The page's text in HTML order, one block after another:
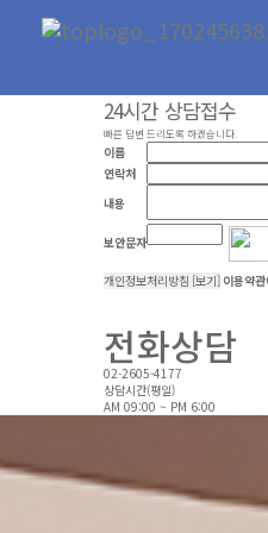
24시간 상담접수
빠른 답변 드리도록 하겠습니다.
이름
연락처
내용
보안문자
개인정보처리방침 [보기] 이용약
전화상담
02-2605-4177
상담시간(평일)
AM 09:00 ~ PM 6:00